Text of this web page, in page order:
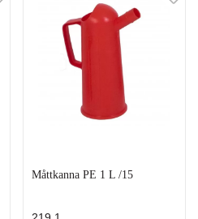
Måttkanna PE 1 L /15